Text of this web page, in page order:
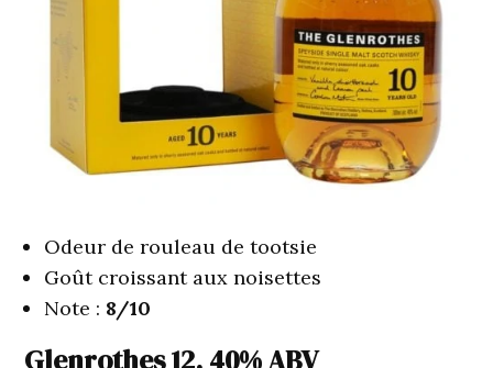
Odeur de rouleau de tootsie
Goût croissant aux noisettes
Note : 8/10
Glenrothes 12, 40% ABV